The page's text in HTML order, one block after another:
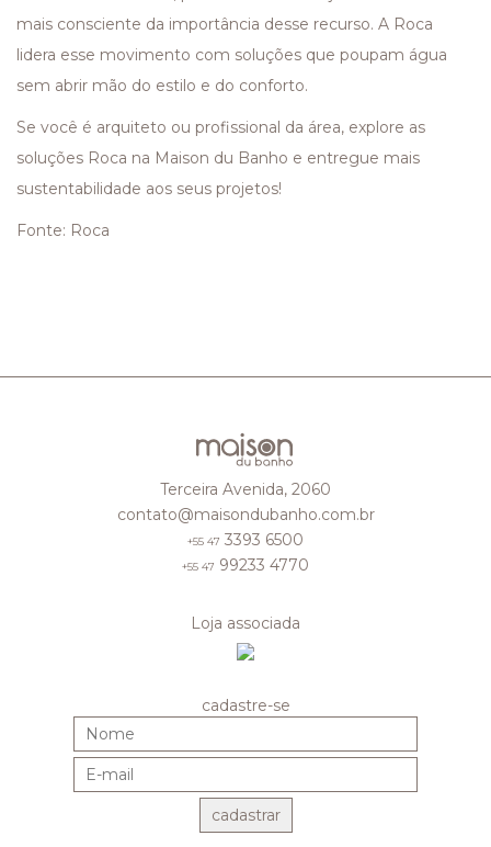
mais consciente da importância desse recurso. A Roca
lidera esse movimento com soluções que poupam água
sem abrir mão do estilo e do conforto.
Se você é arquiteto ou profissional da área, explore as
soluções Roca na Maison du Banho e entregue mais
sustentabilidade aos seus projetos!
Fonte: Roca
Terceira Avenida, 2060
contato@maisondubanho.com.br
+55 47 3393 6500
+55 47 99233 4770
Loja associada
cadastre-se
cadastrar